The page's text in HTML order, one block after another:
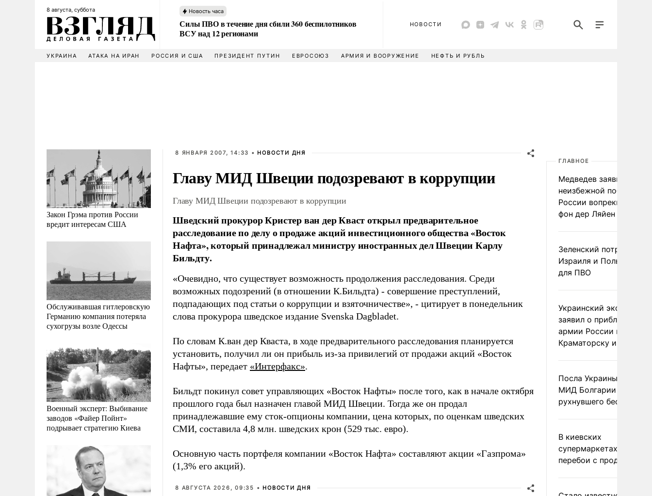
8 августа, суббота Новость часа
Силы ПВО в течение дня сбили 360 беспилотников
ВСУ над 12 регионами
НОВОСТИ
УКРАИНА АТАКА НА ИРАН РОССИЯ И США ПРЕЗИДЕНТ ПУТИН ЕВРОСОЮЗ АРМИЯ И ВООРУЖЕНИЕ НЕФТЬ И РУБЛЬ
Закон Грэма против России
вредит интересам США
Обслуживавшая гитлеровскую
Германию компания потеряла
сухогрузы возле Одессы
Военный эксперт: Выбивание
заводов «Файер Пойнт»
подрывает стратегию Киева
8 ЯНВАРЯ 2007, 14:33 • НОВОСТИ ДНЯ
Главу МИД Швеции подозревают в коррупции
Главу МИД Швеции подозревают в коррупции
Шведский прокурор Кристер ван дер Кваст открыл предварительное
расследование по делу о продаже акций инвестиционного общества «Восток
Нафта», который принадлежал министру иностранных дел Швеции Карлу
Бильдту.
«Очевидно, что существует возможность продолжения расследования. Среди
возможных подозрений (в отношении К.Бильдта) - совершение преступлений,
подпадающих под статьи о коррупции и взяточничестве», - цитирует в понедельник
слова прокурора шведское издание Svenska Dagbladet.
По словам К.ван дер Кваста, в ходе предварительного расследования планируется
установить, получил ли он прибыль из-за привилегий от продажи акций «Восток
Нафты», передает «Интерфакс».
Бильдт покинул совет управляющих «Восток Нафты» после того, как в начале октября
прошлого года был назначен главой МИД Швеции. Тогда же он продал
принадлежавшие ему сток-опционы компании, цена которых, по оценкам шведских
СМИ, составила 4,8 млн. шведских крон (529 тыс. евро).
Основную часть портфеля компании «Восток Нафта» составляют акции «Газпрома»
(1,3% его акций).
8 АВГУСТА 2026, 09:35 • НОВОСТИ ДНЯ
ГЛАВНОЕ
Медведев заявил о
неизбежной победе
России вопреки словам
фон дер Ляйен
Зеленский потребовал
Израиля и Польши
для ПВО
Украинский эксперт
заявил о приближении
армии России к
Краматорску и
Посла Украины
МИД Болгарии из-за
рухнувшего
В киевских
супермаркетах
перебои с продуктами